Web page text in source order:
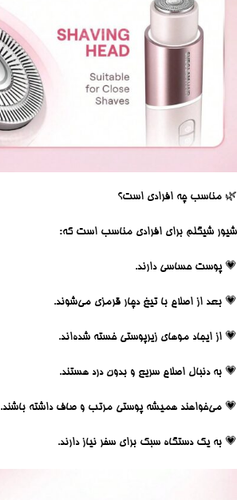
🌿 مناسب چه افرادی است؟
شیور شیگلم برای افرادی مناسب است که:
💗 پوست حساسی دارند.
💗 بعد از اصلاح با تیغ دچار قرمزی می‌شوند.
💗 از ایجاد موهای زیرپوستی خسته شده‌اند.
💗 به دنبال اصلاح سریع و بدون درد هستند.
💗 می‌خواهند همیشه پوستی مرتب و صاف داشته باشند.
💗 به یک دستگاه سبک برای سفر نیاز دارند.